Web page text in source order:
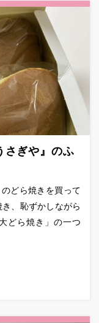
さぎや』のふ
どら焼きを買って
、恥ずかしながら
どら焼き」の一つ